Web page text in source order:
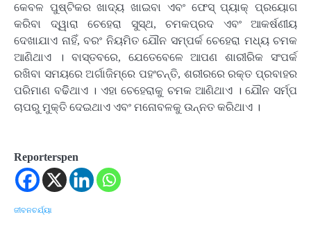
କେବଳ ପୁଷ୍ଟିକର ଖାଦ୍ୟ ଖାଇବା ଏବଂ ଫେସ୍ ପ୍ୟାକ୍ ପ୍ରୟୋଗ
କରିବା ଦ୍ୱାରା ଚେହେରା ସୁସ୍ଥ, ଚମକପ୍ରଦ ଏବଂ ଆକର୍ଷଣୀୟ
ଦେଖାଯାଏ ନାହିଁ, ବରଂ ନିୟମିତ ଯୌନ ସମ୍ପର୍କ ଚେହେରା ମଧ୍ୟ ଚମକ
ଆଣିଥାଏ । ବାସ୍ତବରେ, ଯେତେବେଳେ ଆପଣ ଶାରୀରିକ ସଂପର୍କ
ରଖିବା ସମୟରେ ଅର୍ଗାଜିମ୍ରେ ପହଂଚନ୍ତି, ଶରୀରରେ ରକ୍ତ ପ୍ରବାହର
ପରିମାଣ ବଢିିଥାଏ । ଏହା ଚେହେରାକୁ ଚମକ ଆଣିଥାଏ । ଯୌନ ସର୍ମ୍ପ
ଚାପରୁ ମୁକ୍ତି ଦେଇଥାଏ ଏବଂ ମନୋବଳକୁ ଉନ୍ନତ କରିଥାଏ ।
Reporterspen
ଜୀବନଚର୍ଯ୍ୟା